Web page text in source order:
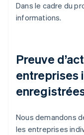
Dans le cadre du
informations.
Preuve
entreprises
Nous demandons
les entreprises